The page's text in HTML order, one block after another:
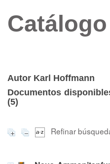
Catálogo
Autor Karl Hoffmann
Documentos
(5)
Refinar